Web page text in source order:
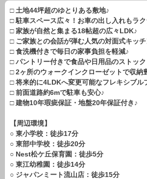
□ 土地44坪超のゆとりある敷地♪
□ 駐車スペース広々！お車の出し入れもラク
□ 家族が自然と集まる18帖超の広々LDK♪
□ ご家族との会話が弾む人気の対面式キッチ
□ 食洗機付きで毎日の家事負担を軽減♪
□ パントリー付きで食品や日用品のストッ
□ 2ヶ所のウォークインクローゼットで収納
□ 将来的に4LDKへ変更可能なフレキシブル
□ 前面道路約6mで駐車も安心♪
□ 建物10年瑕疵保証・地盤20年保証付き♪
【周辺環境】
○ 東小学校：徒歩17分
○ 東部中学校：徒歩20分
○ Nest松ケ丘保育園：徒歩5分
○ 東江幼稚園：徒歩14分
○ ジャパンミート流山店：徒歩15分
千葉本店 松戸支店 成田支店
神奈川支店
沖縄支店
売却査定 会社案内
お問い合わせ サイトマッ
プライバシーポリシー
新築一戸建
エリアから探す
路線から探す
中古一戸建